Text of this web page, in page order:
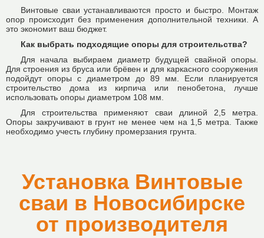
Винтовые сваи устанавливаются просто и быстро. Монтаж
опор происходит без применения дополнительной техники. А
это экономит ваш бюджет.
Как выбрать подходящие опоры для строительства?
Для начала выбираем диаметр будущей свайной опоры.
Для строения из бруса или брёвен и для каркасного сооружения
подойдут опоры с диаметром до 89 мм. Если планируется
строительство дома из кирпича или пенобетона, лучше
использовать опоры диаметром 108 мм.
Для строительства применяют сваи длиной 2,5 метра.
Опоры закручивают в грунт не менее чем на 1,5 метра. Также
необходимо учесть глубину промерзания грунта.
Установка Винтовые
сваи в Новосибирске
от производителя